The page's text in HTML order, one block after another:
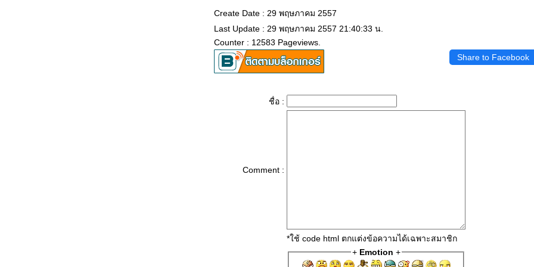
Create Date : 29 พฤษภาคม 2557
Last Update : 29 พฤษภาคม 2557 21:40:33 น.
Counter : 12583 Pageviews.
Share to Facebook
ชื่อ :
Comment :
*ใช้ code html ตกแต่งข้อความได้เฉพาะสมาชิก
+ Emotion +